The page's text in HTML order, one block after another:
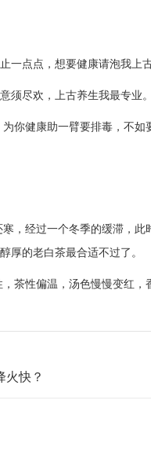
点点，想要健康请泡我上古
尽欢，上古养生我最专业。
健康助一臂要排毒，不如
，经过一个冬季的缓滞，
厚的老白茶最合适不过了。
茶性偏温，汤色慢慢变红
火快？